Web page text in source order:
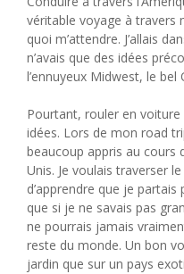
véritable voyage à travers
quoi m’attendre. J’allais
n’avais que des idées
l’ennuyeux Midwest, le
Pourtant, rouler en
idées. Lors de mon road
beaucoup appris au cours
Unis. Je voulais traverser
d’apprendre que je
que si je ne savais pas
ne pourrais jamais
reste du monde. Un bon
jardin que sur un pays